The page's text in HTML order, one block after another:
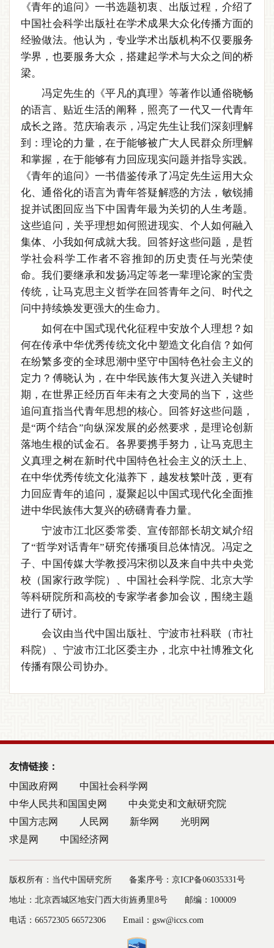
《青年的追问》一书选题初衷、出版过程，介绍了
中国社会科学出版社在学术成果大众化传播方面的
经验做法。他认为，专业学术出版机构不仅要服务
学界，也要服务大众，搭建起学术与大众之间的桥
梁。
冯定先生的《平凡的真理》等著作以通俗晓畅
的语言、贴近生活的阐释，照亮了一代又一代青年
成长之路。范庆瑜表示，冯定先生让我们深刻理解
到：理论的力量，在于能够被广大人民群众所理解
和掌握，在于能够有力回应现实问题并指导实践。
《青年的追问》一书借鉴传承了冯定先生运用大众
化、通俗化的语言为青年答疑解惑的方法，敏锐捕
捉并试图回应当下中国青年最为关切的人生考题。
这些追问，关乎理想如何照进现实、个人如何融入
集体、小我如何成就大我。回答好这些问题，是哲
学社会科学工作者不容推卸的历史责任与光荣使
命。我们要继承和发扬冯定等老一辈理论家的宝贵
传统，让马克思主义哲学在回答青年之问、时代之
问中持续焕发更强大的生命力。
如何在中国式现代化征程中安放个人理想？如
何在传承中华优秀传统文化中塑造文化自信？如何
在纷繁多变的全球思潮中坚守中国特色社会主义的
定力？傅晓认为，在中华民族伟大复兴进入关键时
期，在世界正经历百年未有之大变局的当下，这些
追问直指当代青年思想的核心。回答好这些问题，
是“两个结合”向纵深发展的必然要求，是理论创新
落地生根的试金石。各界要携手努力，让马克思主
义真理之树在新时代中国特色社会主义的沃土上、
在中华优秀传统文化滋养下，越发枝繁叶茂，更有
力回应青年的追问，凝聚起以中国式现代化全面推
进中华民族伟大复兴的磅礴青春力量。
宁波市江北区委常委、宣传部部长胡文斌介绍
了“哲学对话青年”研究传播项目总体情况。冯定之
子、中国传媒大学教授冯宋彻以及来自中共中央党
校（国家行政学院）、中国社会科学院、北京大学
等科研院所和高校的专家学者参加会议，围绕主题
进行了研讨。
会议由当代中国出版社、宁波市社科联（市社
科院）、宁波市江北区委主办，北京中社博雅文化
传播有限公司协办。
友情链接：
中国政府网
中国社会科学网
中华人民共和国国史网
中央党史和文献研究院
中国方志网
人民网 新华网
光明网
求是网
中国经济网
版权所有：当代中国研究所 备案序号：京ICP备06035331号
地址：北京西城区地安门西大街旌勇里8号 邮编：100009
电话：66572305 66572306 Email：gsw@iccs.com